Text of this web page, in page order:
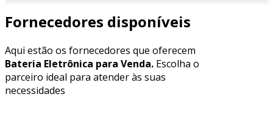
Fornecedores disponíveis
Aqui estão os fornecedores que oferecem
Bateria Eletrônica para Venda. Escolha o
parceiro ideal para atender às suas
necessidades